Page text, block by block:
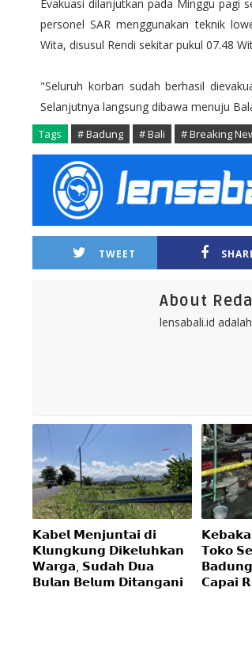
Evakuasi dilanjutkan pada Minggu pagi
personel SAR menggunakan teknik
Wita, disusul Rendi sekitar pukul 07.48
"Seluruh korban sudah berhasil
Selanjutnya langsung dibawa menuju
Tags # Badung # Bali # Breaking
TWEET
About
lensabali.id
𝗞𝗮𝗯𝗲𝗹 𝗠𝗲𝗻𝗷𝘂𝗻𝘁𝗮𝗶 𝗱𝗶
𝗞𝗹𝘂𝗻𝗴𝗸𝘂𝗻𝗴 𝗗𝗶𝗸𝗲𝗹𝘂𝗵𝗸𝗮𝗻
𝗪𝗮𝗿𝗴𝗮, 𝗦𝘂𝗱𝗮𝗵 𝗗𝘂𝗮
𝗕𝘂𝗹𝗮𝗻 𝗕𝗲𝗹𝘂𝗺 𝗗𝗶𝘁𝗮𝗻𝗴𝗮𝗻𝗶
𝗧𝗼𝗸𝗼
𝗖𝗮𝗽𝗮𝗶